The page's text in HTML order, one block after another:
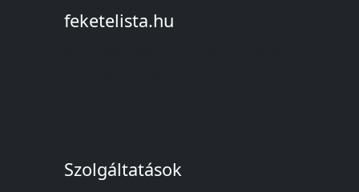
feketelista.hu
Szolgáltatások